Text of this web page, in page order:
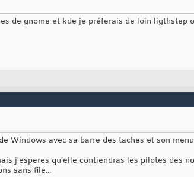
de gnome et kde je préferais de loin ligthstep
Windows avec sa barre des taches et son
j'esperes qu'elle contiendras les pilotes des
sans file...